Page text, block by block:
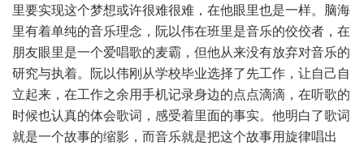
里要实现这个梦想或许很难很难，在他眼里也是一样。脑海
里有着单纯的音乐理念，阮以伟在班里是音乐的佼佼者，在
朋友眼里是一个爱唱歌的麦霸，但他从来没有放弃对音乐的
研究与执着。阮以伟刚从学校毕业选择了先工作，让自己自
立起来，在工作之余用手机记录身边的点点滴滴，在听歌的
时候也认真的体会歌词，感受着里面的事实。他明白了歌词
就是一个故事的缩影，而音乐就是把这个故事用旋律唱出